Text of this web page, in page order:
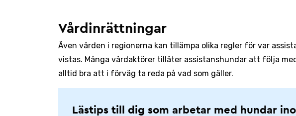
Vårdinrättningar
Även vården i regionerna kan tillämpa olika regler för var
vistas. Många vårdaktörer tillåter assistanshundar att följa
alltid bra att i förväg ta reda på vad som gäller.
Lästips till dig som arbetar med hundar